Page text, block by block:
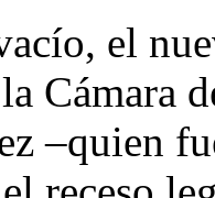
el
Cámara
–quien